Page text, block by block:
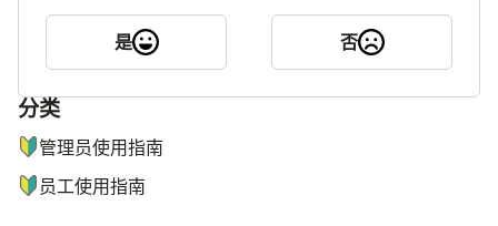
是 否
ナビゲーションメニュー
分类
管理员使用指南
员工使用指南